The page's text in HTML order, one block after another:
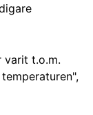
varit t.o.m.